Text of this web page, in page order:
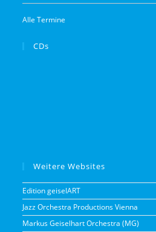
Alle Termine
CDs
Weitere Websites
Edition geiselART
Jazz Orchestra Productions Vienna
Markus Geiselhart Orchestra (MG)